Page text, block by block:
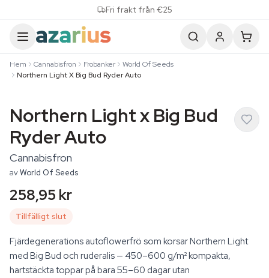
Fri frakt från €25
Hem Cannabisfron Frobanker
World Of Seeds
Northern Light X Big Bud Ryder Auto
Northern Light x Big Bud
Ryder Auto
Cannabisfron
avWorld Of Seeds
258,95 kr
Tillfälligt slut
Fjärdegenerations autoflowerfrö som korsar Northern Light
med Big Bud och ruderalis — 450–600 g/m² kompakta,
hartstäckta toppar på bara 55–60 dagar utan